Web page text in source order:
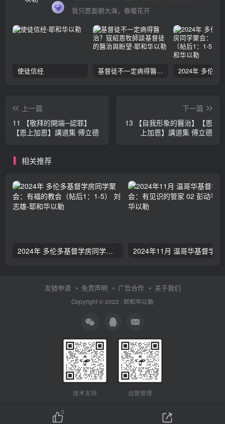
我只愿面朝大海，春暖花开
使徒信经 基督徒不一定病得醫治？寇紹恩牧師談基督徒的醫治與盼望
上一篇
11 【敬拜的開端─認罪】
【恩上加恩】講道集 傅立德
下一篇
13 【自我形象的醫治】【恩
上加恩】講道集 傅立德
相关推荐
2024年 多伦多基督学房同学聚会：有福的教会（帖后1：1-5） 刘志雄
友链申请 免责声明 广告合作 关于我们
Copyright © 2022 · 耶和华以勒
技术支持 运营管理
0